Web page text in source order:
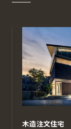
木造注文住宅